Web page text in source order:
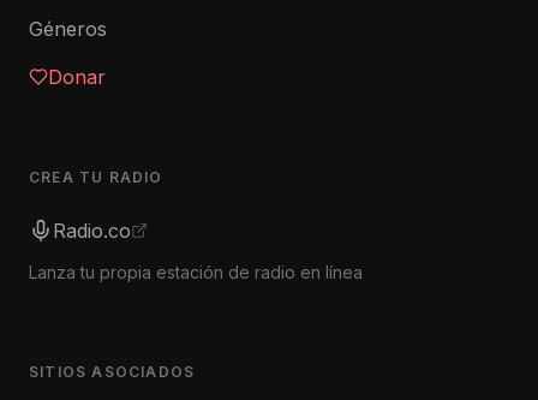
Géneros
Donar
CREA TU RADIO
Radio.co
Lanza tu propia estación de radio en línea
SITIOS ASOCIADOS